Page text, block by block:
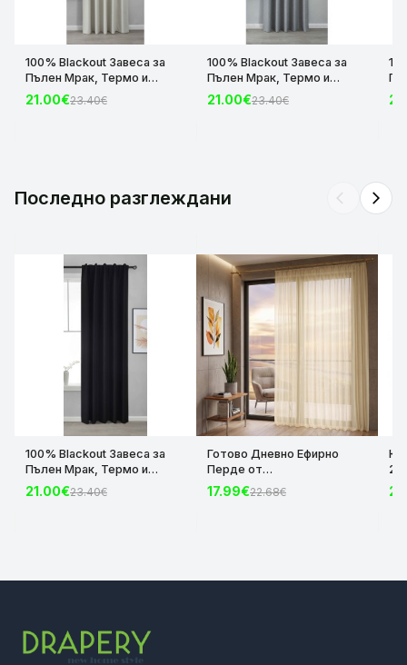
100% Blackout Завеса за
Пълен Мрак, Термо и
Шумоизолираща с коланче
цвят Крем, 175х140 и
21.00€23.40€
100% Blackout Завеса за
Пълен Мрак, Термо и
Шумоизолираща с коланче
цвят Сив, 175х140 и
21.00€23.40€
Последно разглеждани arrow_back_ios arrow_forward_ios
100% Blackout Завеса за
Пълен Мрак, Термо и
Шумоизолираща с коланче
цвят Черен, 175х140 и
21.00€23.40€
Готово Дневно Ефирно
Перде от
Воал-250х300см. цвят
Крем с оловна нишка, за
17.99€22.68€